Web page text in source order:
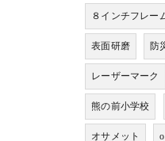
８インチフレー
表面研磨 防
レーザーマーク
熊の前小学校
オサメット